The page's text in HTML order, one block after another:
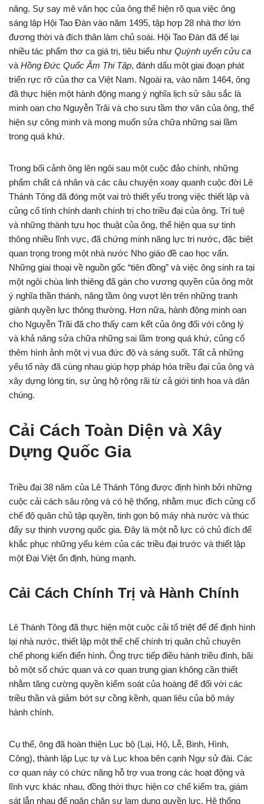
năng. Sự say mê văn học của ông thể hiện rõ qua việc ông
sáng lập Hội Tao Đàn vào năm 1495, tập hợp 28 nhà thơ lớn
đương thời và đích thân làm chủ soái. Hội Tao Đàn đã để lại
nhiều tác phẩm thơ ca giá trị, tiêu biểu như Quỳnh uyển cửu ca
và Hồng Đức Quốc Âm Thi Tập, đánh dấu một giai đoạn phát
triển rực rỡ của thơ ca Việt Nam. Ngoài ra, vào năm 1464, ông
đã thực hiện một hành động mang ý nghĩa lịch sử sâu sắc là
minh oan cho Nguyễn Trãi và cho sưu tầm thơ văn của ông, thể
hiện sự công minh và mong muốn sửa chữa những sai lầm
trong quá khứ.
Trong bối cảnh ông lên ngôi sau một cuộc đảo chính, những
phẩm chất cá nhân và các câu chuyện xoay quanh cuộc đời Lê
Thánh Tông đã đóng một vai trò thiết yếu trong việc thiết lập và
củng cố tính chính danh chính trị cho triều đại của ông. Trí tuệ
và những thành tựu học thuật của ông, thể hiện qua sự tinh
thông nhiều lĩnh vực, đã chứng minh năng lực trị nước, đặc biệt
quan trọng trong một nhà nước Nho giáo đề cao học vấn.
Những giai thoại về nguồn gốc “tiên đồng” và việc ông sinh ra tại
một ngôi chùa linh thiêng đã gán cho vương quyền của ông một
ý nghĩa thần thánh, nâng tầm ông vượt lên trên những tranh
giành quyền lực thông thường. Hơn nữa, hành động minh oan
cho Nguyễn Trãi đã cho thấy cam kết của ông đối với công lý
và khả năng sửa chữa những sai lầm trong quá khứ, củng cố
thêm hình ảnh một vị vua đức độ và sáng suốt. Tất cả những
yếu tố này đã cùng nhau giúp hợp pháp hóa triều đại của ông và
xây dựng lòng tin, sự ủng hộ rộng rãi từ cả giới tinh hoa và dân
chúng.
Cải Cách Toàn Diện và Xây
Dựng Quốc Gia
Triều đại 38 năm của Lê Thánh Tông được định hình bởi những
cuộc cải cách sâu rộng và có hệ thống, nhằm mục đích củng cố
chế độ quân chủ tập quyền, tinh gọn bộ máy nhà nước và thúc
đẩy sự thịnh vượng quốc gia. Đây là một nỗ lực có chủ đích để
khắc phục những yếu kém của các triều đại trước và thiết lập
một Đại Việt ổn định, hùng mạnh.
Cải Cách Chính Trị và Hành Chính
Lê Thánh Tông đã thực hiện một cuộc cải tổ triệt để để định hình
lại nhà nước, thiết lập một thể chế chính trị quân chủ chuyên
chế phong kiến điển hình. Ông trực tiếp điều hành triều đình, bãi
bỏ một số chức quan và cơ quan trung gian không cần thiết
nhằm tăng cường quyền kiểm soát của hoàng đế đối với các
triều thần và giảm bớt sự cồng kềnh, quan liêu của bộ máy
hành chính.
Cụ thể, ông đã hoàn thiện Lục bộ (Lại, Hộ, Lễ, Binh, Hình,
Công), thành lập Lục tự và Lục khoa bên cạnh Ngự sử đài. Các
cơ quan này có chức năng hỗ trợ vua trong các hoạt động và
lĩnh vực khác nhau, đồng thời thực hiện cơ chế kiểm tra, giám
sát lẫn nhau để ngăn chặn sự lạm dụng quyền lực. Hệ thống